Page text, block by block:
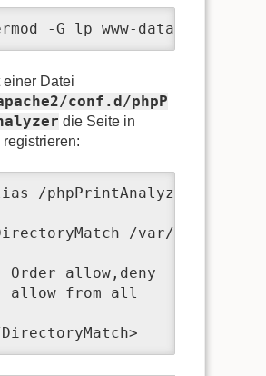
-G lp www-data
einer Datei
conf.d/phpP
die Seite in
/phpPrintAnalyzer /var/
/var/www/
Order allow,deny
allow from all